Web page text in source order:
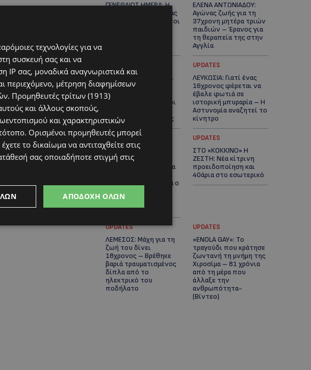
ΓΕΝΕΘΛΙΟΣ ΗΜΕΡΑ: Η
ηλικία είναι μόνο ένας
αριθμός – Οι άνθρωποι
ΕΛΕΝΑ ΑΝΤΩΝΙΑΔΟΥ:
Αγώνας ζωής για τη
37χρονη μητέρα τριών
παιδιών – Έρανος για
τη θεραπεία της στην
Αγγλία
ΚΑΤΑΓΓΕΛΙΑ: Για άνδρα
που φέρεται να
παρενοχλούσε
γυναίκες στο Δασούδι
αστυνομικές έρευνες
UPDATES
ΛΕΥΚΩΣΙΑ: Γιατί ένας
16χρονος φέρεται να
έβαλε φωτιά σε
ιστορική μπυραρία – Η
Αστυνομία αναζητεί το
κίνητρο
UPDATES
ΛΑΤΣΙΑ-ΓΕΡΙ: Στο
επίκεντρο η
δημιουργία δομών για
ανήλικους – Αντιδρά ο
προϋποθέσεις το
Κίνημα Οικολόγων
UPDATES
ΣΤΟ «ΚΟΚΚΙΝΟ» Η
ΖΕΣΤΗ: Νέα κίτρινη
προειδοποίηση και
40άρια στο εσωτερικό
UPDATES
ΛΕΜΕΣΟΣ: Μάχη για τη
ζωή του δίνει
18χρονος – Βρέθηκε
βαριά τραυματισμένος
δίπλα από το
ηλεκτρικό του
ποδήλατο
UPDATES
«ENOLA GAY»: Το
τραγούδι που κράτησε
ζωντανή τη μνήμη της
Χιροσίμα – 81 χρόνια
από τη μέρα που
άλλαξε την
ανθρωπότητα-
(Bίντεο)
τεχνολογίες για να
συσκευή σας και να
IP σας, μοναδικά αναγνωριστικά και
περιεχόμενο, μέτρηση διαφημίσεων
Προμηθευτές τρίτων (1913)
και άλλους σκοπούς,
και χαρακτηριστικών
Ορισμένοι προμηθευτές μπορεί
το δικαίωμα να αντιταχθείτε στις
σας οποιαδήποτε στιγμή στις
ΑΠΟΔΟΧΉ ΌΛΩΝ